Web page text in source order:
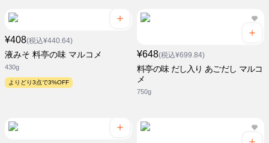
¥408(税込¥440.64)
液みそ 料亭の味 マルコメ
430g
よりどり3点で3%OFF
¥648(税込¥699.84)
料亭の味 だし入り あごだし マルコ
メ
750g